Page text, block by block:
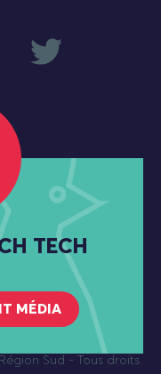
TECH
MÉDIA
Sud - Tous droits